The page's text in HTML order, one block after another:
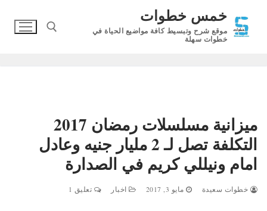
المحتوى
خمس خطوات
موقع شرح وتبسيط كافة مواضيع الحياة في
خطوات سهلة
ميزانية مسلسلات رمضان 2017
التكلفة تصل لـ 2 مليار جنيه وعادل
امام ونيللي كريم في الصدارة
خطوات سعيدة مايو 3, 2017 اخبار تعليق 1